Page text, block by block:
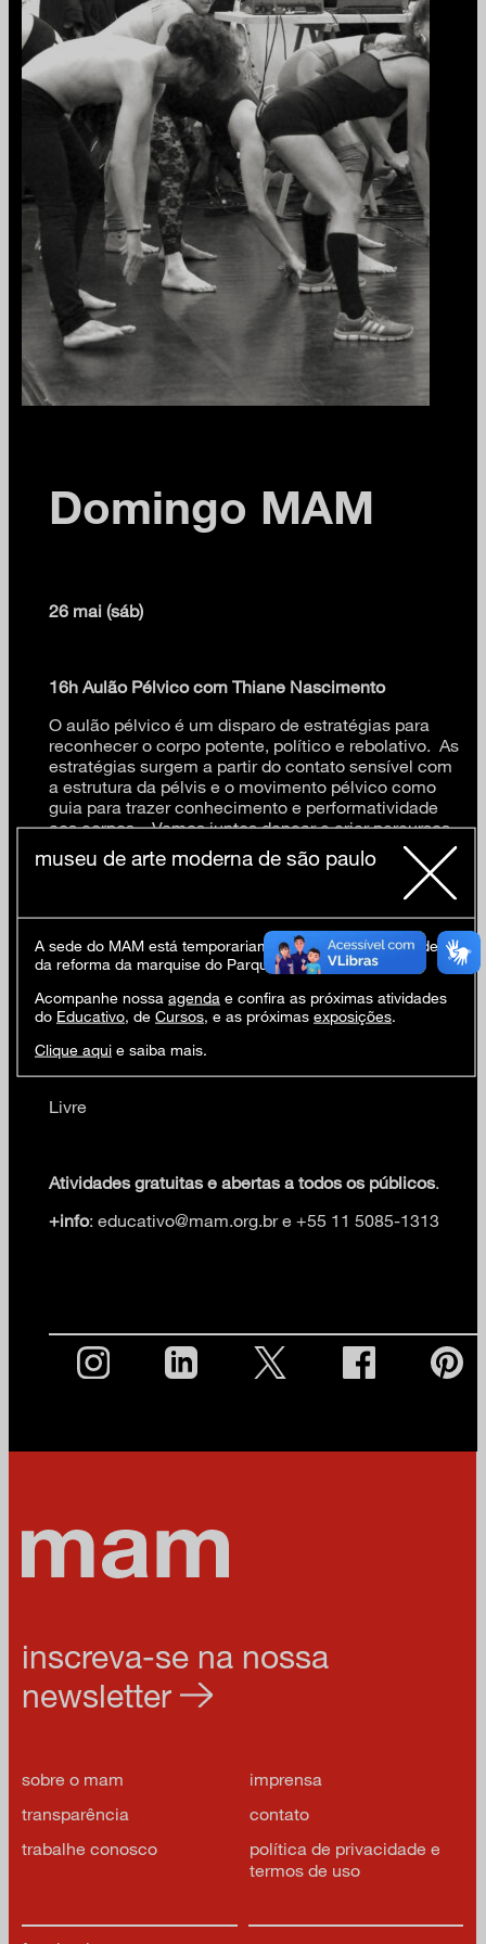
Domingo MAM
26 mai (sáb)
16h Aulão Pélvico com Thiane Nascimento
O aulão pélvico é um disparo de estratégias para
reconhecer o corpo potente, político e rebolativo. As
estratégias surgem a partir do contato sensível com
a estrutura da pélvis e o movimento pélvico como
guia para trazer conhecimento e performatividade
aos corpos. Vamos juntos dançar e criar percursos
pélvicos apostando no encontro com outros corpos,
na vitalidade e no jogo entre pélvis e a dj convidada
Thiane Nascimento, bailarina, tem interesse nas
interfaces do corpo, tendo como pesquisa a dança e
a performance. Atualmente é realizadora do projeto
PÉLVIKA que assume a pélvis como centro de
pesquisa do movimento e outras maneiras de ocupar
o mundo.
Livre
Atividades gratuitas e abertas a todos os públicos.
+info: educativo@mam.org.br e +55 11 5085-1313
inscreva-se na nossa
newsletter
sobre o mam
imprensa
transparência
contato
trabalhe conosco
política de privacidade e
termos de uso
museu de arte moderna de são paulo
A sede do MAM está temporariamente fechada em virtude
da reforma da marquise do Parque Ibirapuera.
Acompanhe nossa agenda e confira as próximas atividades
do Educativo, de Cursos, e as próximas exposições.
Clique aqui e saiba mais.